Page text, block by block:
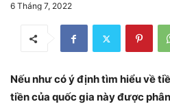
6 Tháng 7, 2022
Nếu như có ý định tìm hiểu về
tiền của quốc gia này được